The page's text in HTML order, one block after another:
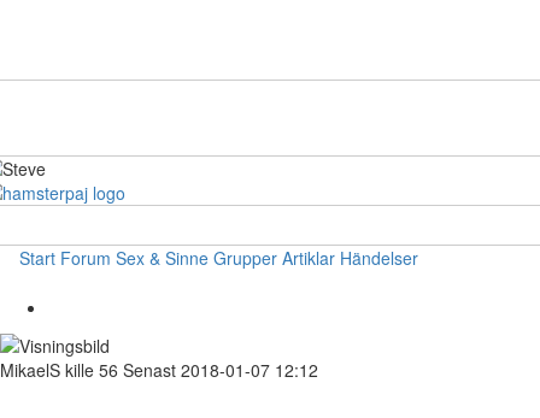
Start Forum Sex & Sinne Grupper Artiklar Händelser
MikaelS kille 56 Senast 2018-01-07 12:12